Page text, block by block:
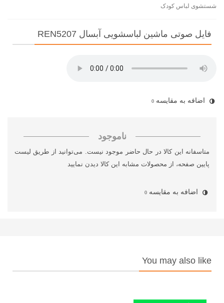
شستشوی لباس کودک
فایل صوتی ماشین لباسشویی آبسال REN5207
اضافه به مقایسه 0
ناموجود
متاسفانه این کالا در حال حاضر موجود نیست. می‌توانید از طریق لیست
پایین صفحه، از محصولات مشابه این کالا دیدن نمایید
اضافه به مقایسه 0
You may also like